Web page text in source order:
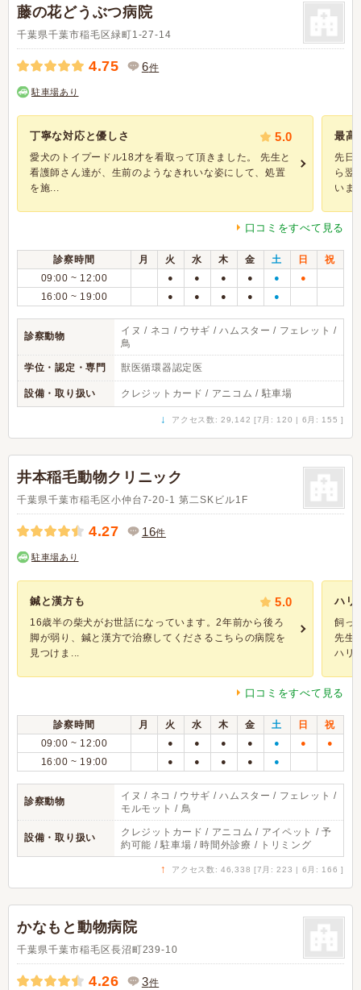
藤の花どうぶつ病院
千葉県千葉市稲毛区緑町1-27-14
4.75 6件
駐車場あり
丁寧な対応と優しさ 5.0
愛犬のトイプードル18才を看取って頂きました。 先生と
看護師さん達が、生前のようなきれいな姿にして、処置
を施...
最高
先日
ら翌
いま
口コミをすべて見る
診察時間 月 火 水 木 金 土 日
祝
09:00 ~ 12:00
● ● ● ● ● ●
16:00 ~ 19:00 ● ● ● ● ●
診察動物
イヌ / ネコ / ウサギ / ハムスター / フェレット /
鳥
学位・認定・専門 獣医循環器認定医
設備・取り扱い クレジットカード / アニコム / 駐車場
↓ アクセス数: 29,142 [7月: 120 | 6月: 155 ]
井本稲毛動物クリニック
千葉県千葉市稲毛区小仲台7-20-1 第二SKビル1F
4.27 16件
駐車場あり
鍼と漢方も 5.0
16歳半の柴犬がお世話になっています。2年前から後ろ
脚が弱り、鍼と漢方で治療してくださるこちらの病院を
見つけま...
ハリ
飼っ
先生
ハリ
口コミをすべて見る
診察時間 月 火 水 木 金 土 日
祝
09:00 ~ 12:00
● ● ● ● ● ● ●
16:00 ~ 19:00 ● ● ● ● ●
診察動物
イヌ / ネコ / ウサギ / ハムスター / フェレット /
モルモット / 鳥
設備・取り扱い
クレジットカード / アニコム / アイペット / 予
約可能 / 駐車場 / 時間外診療 / トリミング
↑ アクセス数: 46,338 [7月: 223 | 6月: 166 ]
かなもと動物病院
千葉県千葉市稲毛区長沼町239-10
4.26 3件